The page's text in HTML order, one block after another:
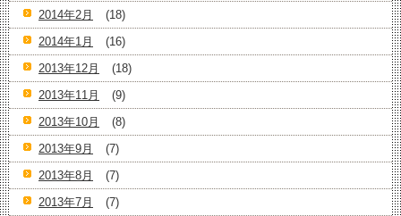
2014年2月
(18)
2014年1月
(16)
2013年12月
(18)
2013年11月
(9)
2013年10月
(8)
2013年9月
(7)
2013年8月
(7)
2013年7月
(7)